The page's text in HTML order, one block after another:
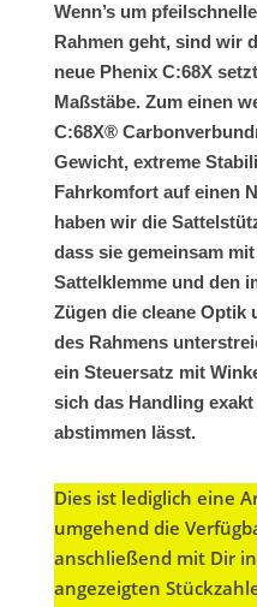
Wenn’s um
Rahmen geht, sind wir
neue Phenix C:68X
Maßstäbe. Zum einen
C:68X®
Gewicht, extreme
Fahrkomfort auf einen
haben wir die
dass sie gemeinsam
Sattelklemme und den
Zügen die cleane Optik
des Rahmens
ein Steuersatz mit
sich das Handling
abstimmen lässt.
Dies ist lediglich eine
umgehend die
anschließend mit Dir
angezeigten